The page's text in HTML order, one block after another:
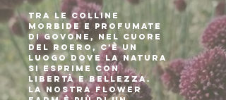
Tra le colline
morbide e profumate
di Govone, nel cuore
del Roero, c’è un
luogo dove la natura
si esprime con
libertà e bellezza.
La nostra flower